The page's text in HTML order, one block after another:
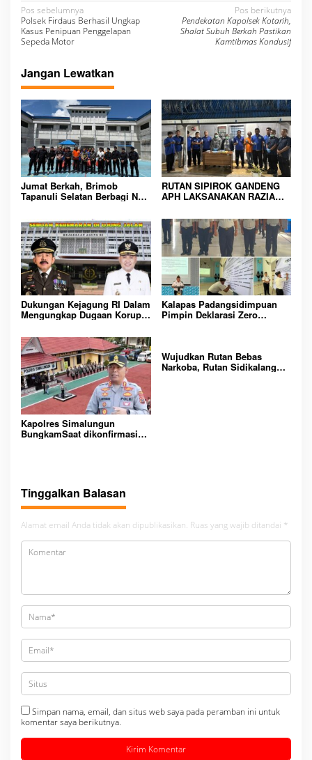
N
a
v
i
g
a
s
i
p
o
Pos sebelumnya
Polsek Firdaus Berhasil Ungkap
Kasus Penipuan Penggelapan
Sepeda Motor
Pos berikutnya
Pendekatan Kapolsek Kotarih,
Shalat Subuh Berkah Pastikan
Kamtibmas Kondusif
Jangan Lewatkan
Jumat Berkah, Brimob
Tapanuli Selatan Berbagi Nasi
Rutan Kelas IIB Sipirok
RUTAN SIPIROK GANDENG
APH LAKSANAKAN RAZIA
KOMITMEN CIPTAKAN
LINGKUNGAN
PEMASYARAKATAN YANG
AMAN
Dukungan Kejagung RI Dalam
Mengungkap Dugaan Korupsi
Ketua AMPK : Segera Periksa
Dan Tangkap!
Kalapas Padangsidimpuan
Pimpin Deklarasi Zero
Kapolres Simalungun
BungkamSaat dikonfirmasi
Wujudkan Rutan Bebas
Narkoba, Rutan Sidikalang
Tinggalkan Balasan
Alamat email Anda tidak akan dipublikasikan. Ruas yang wajib ditandai *
Simpan nama, email, dan situs web saya pada peramban ini untuk
komentar saya berikutnya.